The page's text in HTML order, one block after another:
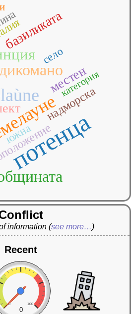
потенца
дикомано
базиликата
местен
надморска
южна
село
категория
information (see more…)
Recent
0 100
0